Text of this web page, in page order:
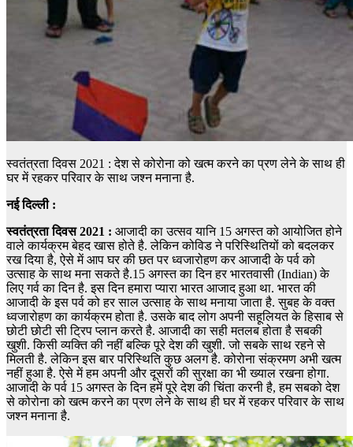
स्वतंत्रता दिवस 2021 : देश से कोरोना को खत्म करने का प्रण लेने के साथ ही
घर में रहकर परिवार के साथ जश्न मनाना है.
नई दिल्‍ली :
स्वतंत्रता दिवस 2021 : आजादी का उत्सव यानि 15 अगस्त को आयोजित होने
वाले कार्यक्रम बेहद खास होते है. लेकिन कोविड ने परिस्थितियों को बदलकर
रख दिया है, ऐसे में आप घर की छत पर ध्वजारोहण कर आजादी के पर्व को
उत्साह के साथ मना सकते है.15 अगस्त का दिन हर भारतवासी (Indian) के
लिए गर्व का दिन है. इस दिन हमारा प्यारा भारत आजाद हुआ था. भारत की
आजादी के इस पर्व को हर साल उत्साह के साथ मनाया जाता है. सुबह के वक्त
ध्वजारोहण का कार्यक्रम होता है. उसके बाद लोग अपनी सहूलियत के हिसाब से
छोटी छोटी सी ट्रिप प्लान करते है. आजादी का सही मतलब होता है सबकी
खुशी. किसी व्यक्ति की नहीं बल्कि पूरे देश की खुशी. जो सबके साथ रहने से
मिलती है. लेकिन इस बार परिस्थिति कुछ अलग है. कोरोना संक्रमण अभी खत्म
नहीं हुआ है. ऐसे में हम अपनी और दूसरों की सुरक्षा का भी ख्याल रखना होगा.
आजादी के पर्व 15 अगस्त के दिन हमें पूरे देश की चिंता करनी है, हम सबको देश
से कोरोना को खत्म करने का प्रण लेने के साथ ही घर में रहकर परिवार के साथ
जश्न मनाना है.